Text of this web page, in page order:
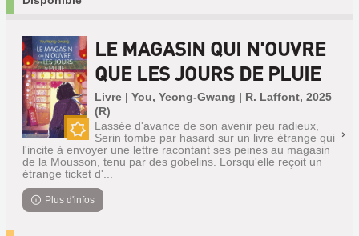
Nouveauté
LE MAGASIN QUI N'OUVRE
QUE LES JOURS DE PLUIE
Livre | You, Yeong-Gwang | R. Laffont, 2025
(R)
Lassée d'avance de son avenir peu radieux,
Serin tombe par hasard sur un livre étrange qui
l'incite à envoyer une lettre racontant ses peines au magasin
de la Mousson, tenu par des gobelins. Lorsqu'elle reçoit un
étrange ticket d'...
Plus d'infos